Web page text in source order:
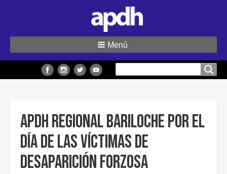
sitio
Menú
APDH Regional Bariloche por el
día de las víctimas de
desaparición forzosa